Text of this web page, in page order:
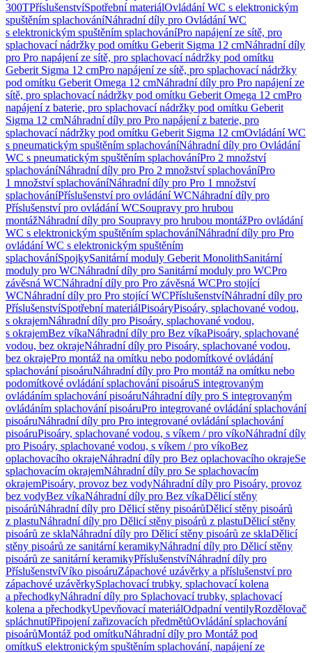
300TPříslušenstvíSpotřební materiálOvládání WC s elektronickým
spuštěním splachováníNáhradní díly pro Ovládání WC
s elektronickým spuštěním splachováníPro napájení ze sítě, pro
splachovací nádržky pod omítku Geberit Sigma 12 cmNáhradní díly
pro Pro napájení ze sítě, pro splachovací nádržky pod omítku
Geberit Sigma 12 cmPro napájení ze sítě, pro splachovací nádržky
pod omítku Geberit Omega 12 cmNáhradní díly pro Pro napájení ze
sítě, pro splachovací nádržky pod omítku Geberit Omega 12 cmPro
napájení z baterie, pro splachovací nádržky pod omítku Geberit
Sigma 12 cmNáhradní díly pro Pro napájení z baterie, pro
splachovací nádržky pod omítku Geberit Sigma 12 cmOvládání WC
s pneumatickým spuštěním splachováníNáhradní díly pro Ovládání
WC s pneumatickým spuštěním splachováníPro 2 množství
splachováníNáhradní díly pro Pro 2 množství splachováníPro
1 množství splachováníNáhradní díly pro Pro 1 množství
splachováníPříslušenství pro ovládání WCNáhradní díly pro
Příslušenství pro ovládání WCSoupravy pro hrubou
montážNáhradní díly pro Soupravy pro hrubou montážPro ovládání
WC s elektronickým spuštěním splachováníNáhradní díly pro Pro
ovládání WC s elektronickým spuštěním
splachováníSpojkySanitární moduly Geberit MonolithSanitární
moduly pro WCNáhradní díly pro Sanitární moduly pro WCPro
závěsná WCNáhradní díly pro Pro závěsná WCPro stojící
WCNáhradní díly pro Pro stojící WCPříslušenstvíNáhradní díly pro
PříslušenstvíSpotřební materiálPisoáryPisoáry, splachované vodou,
s okrajemNáhradní díly pro Pisoáry, splachované vodou,
s okrajemBez víkaNáhradní díly pro Bez víkaPisoáry, splachované
vodou, bez okrajeNáhradní díly pro Pisoáry, splachované vodou,
bez okrajePro montáž na omítku nebo podomítkové ovládání
splachování pisoáruNáhradní díly pro Pro montáž na omítku nebo
podomítkové ovládání splachování pisoáruS integrovaným
ovládáním splachování pisoáruNáhradní díly pro S integrovaným
ovládáním splachování pisoáruPro integrované ovládání splachování
pisoáruNáhradní díly pro Pro integrované ovládání splachování
pisoáruPisoáry, splachované vodou, s víkem / pro víkoNáhradní díly
pro Pisoáry, splachované vodou, s víkem / pro víkoBez
oplachovacího okrajeNáhradní díly pro Bez oplachovacího okrajeSe
splachovacím okrajemNáhradní díly pro Se splachovacím
okrajemPisoáry, provoz bez vodyNáhradní díly pro Pisoáry, provoz
bez vodyBez víkaNáhradní díly pro Bez víkaDělicí stěny
pisoárůNáhradní díly pro Dělicí stěny pisoárůDělicí stěny pisoárů
z plastuNáhradní díly pro Dělicí stěny pisoárů z plastuDělicí stěny
pisoárů ze sklaNáhradní díly pro Dělicí stěny pisoárů ze sklaDělicí
stěny pisoárů ze sanitární keramikyNáhradní díly pro Dělicí stěny
pisoárů ze sanitární keramikyPříslušenstvíNáhradní díly pro
PříslušenstvíVíko pisoáruZápachové uzávěrky a příslušenství pro
zápachové uzávěrkySplachovací trubky, splachovací kolena
a přechodkyNáhradní díly pro Splachovací trubky, splachovací
kolena a přechodkyUpevňovací materiálOdpadní ventilyRozdělovač
spláchnutíPřipojení zařizovacích předmětůOvládání splachování
pisoárůMontáž pod omítkuNáhradní díly pro Montáž pod
omítkuS elektronickým spuštěním splachování, napájení ze